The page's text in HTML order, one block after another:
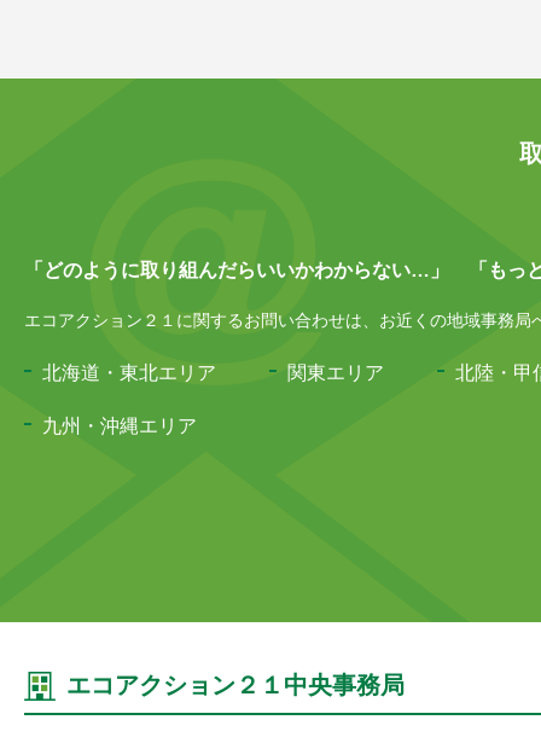
「どのように取り組んだらいいかわからない…」 「もっ
エコアクション２１に関するお問い合わせは、お近くの地域事務
北海道・東北エリア 関東エリア 北陸・甲
九州・沖縄エリア
エコアクション２１中央事務局